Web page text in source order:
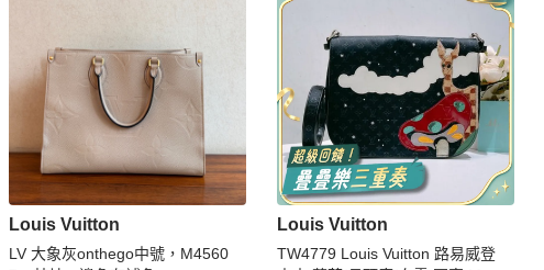
Louis Vuitton
LV 大象灰onthego中號，M4560
Louis Vuitton
TW4779 Louis Vuitton 路易威登